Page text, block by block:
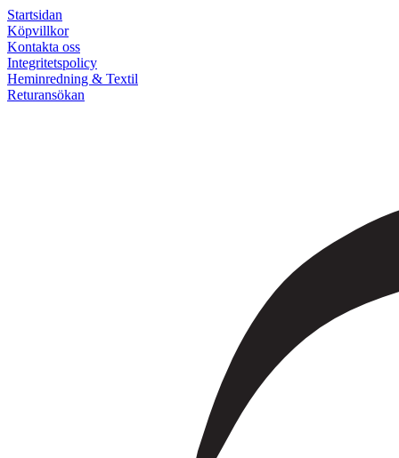
Startsidan
Köpvillkor
Kontakta oss
Integritetspolicy
Heminredning & Textil
Returansökan